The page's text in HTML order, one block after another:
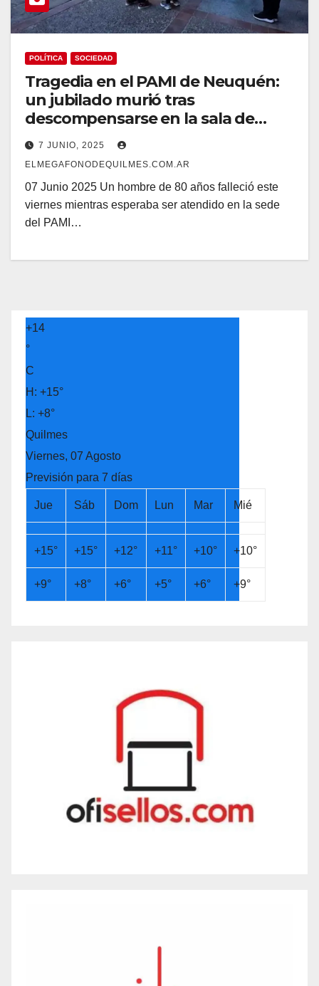
POLÍTICA SOCIEDAD
Tragedia en el PAMI de Neuquén:
un jubilado murió tras
descompensarse en la sala de
espera
7 JUNIO, 2025
ELMEGAFONODEQUILMES.COM.AR
07 Junio 2025 Un hombre de 80 años falleció este
viernes mientras esperaba ser atendido en la sede
del PAMI…
+14
°
C
H: +15°
L: +8°
Quilmes
Viernes, 07 Agosto
Previsión para 7 días
Jue Sáb Dom Lun Mar Mié
+15° +15° +12° +11° +10° +10°
+9° +8° +6° +5° +6° +9°